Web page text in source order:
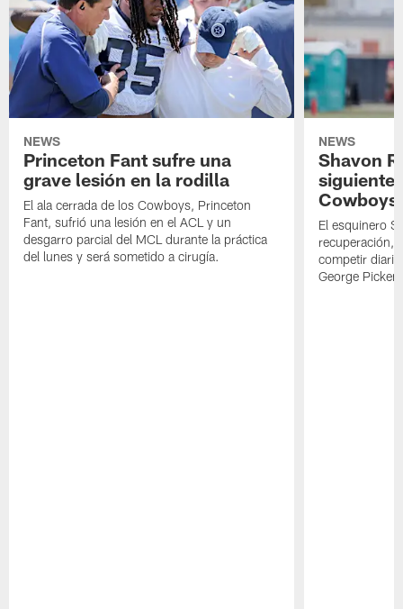
NEWS
Princeton Fant sufre una
grave lesión en la rodilla
El ala cerrada de los Cowboys, Princeton
Fant, sufrió una lesión en el ACL y un
desgarro parcial del MCL durante la práctica
del lunes y será sometido a cirugía.
NEWS
Shavon
siguiente
Cowboys
El esquinero
recuperación,
competir
George